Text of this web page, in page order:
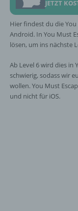
JETZT
Hier findest du die You
Android. In You Must
lösen, um ins nächste
Ab Level 6 wird dies in
schwierig, sodass wir
wollen. You Must
und nicht für iOS.